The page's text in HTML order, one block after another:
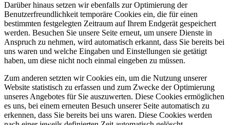
Darüber hinaus setzen wir ebenfalls zur Optimierung der
Benutzerfreundlichkeit temporäre Cookies ein, die für einen
bestimmten festgelegten Zeitraum auf Ihrem Endgerät gespeichert
werden. Besuchen Sie unsere Seite erneut, um unsere Dienste in
Anspruch zu nehmen, wird automatisch erkannt, dass Sie bereits bei
uns waren und welche Eingaben und Einstellungen sie getätigt
haben, um diese nicht noch einmal eingeben zu müssen.
Zum anderen setzten wir Cookies ein, um die Nutzung unserer
Website statistisch zu erfassen und zum Zwecke der Optimierung
unseres Angebotes für Sie auszuwerten. Diese Cookies ermöglichen
es uns, bei einem erneuten Besuch unserer Seite automatisch zu
erkennen, dass Sie bereits bei uns waren. Diese Cookies werden